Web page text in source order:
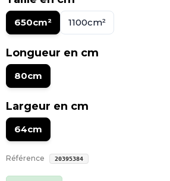
650cm² 1100cm²
Longueur en cm
80cm
Largeur en cm
64cm
Référence 20395384